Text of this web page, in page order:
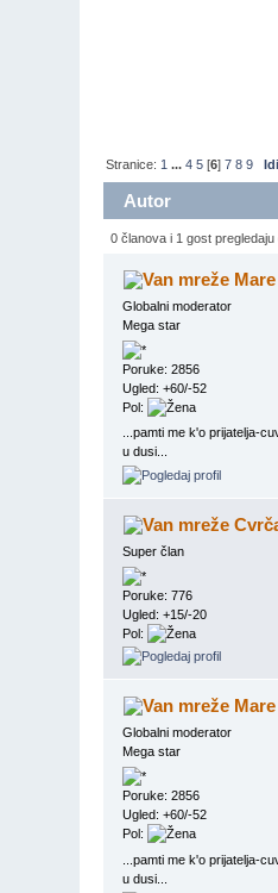
Stranice: 1 ...4 5 [6]7 8 9
Autor
0 članova i 1 gost pregledaju
Mare
Globalni moderator
Mega star
Poruke: 2856
Ugled: +60/-52
Pol:
...pamti me k'o prijatelja-
u dusi...
Super član
Poruke: 776
Ugled: +15/-20
Pol:
Mare
Globalni moderator
Mega star
Poruke: 2856
Ugled: +60/-52
Pol:
...pamti me k'o prijatelja-
u dusi...